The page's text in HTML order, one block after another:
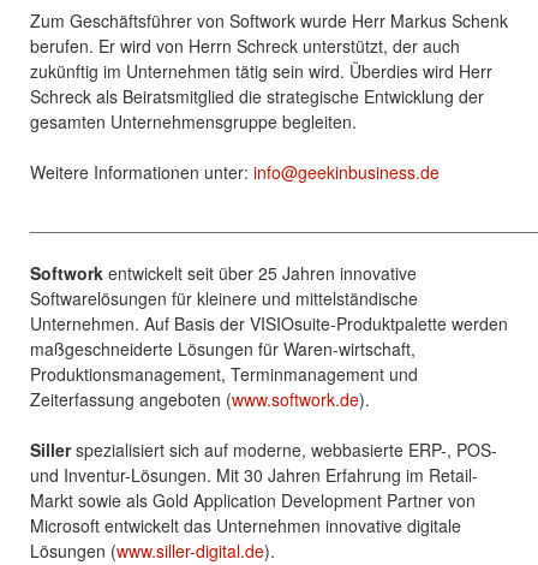
Zum Geschäftsführer von Softwork wurde Herr Markus Schenk
berufen. Er wird von Herrn Schreck unterstützt, der auch
zukünftig im Unternehmen tätig sein wird. Überdies wird Herr
Schreck als Beiratsmitglied die strategische Entwicklung der
gesamten Unternehmensgruppe begleiten.
Weitere Informationen unter: info@geekinbusiness.de
Softworkentwickelt seit über 25 Jahren innovative
Softwarelösungen für kleinere und mittelständische
Unternehmen. Auf Basis der VISIOsuite-Produktpalette werden
maßgeschneiderte Lösungen für Waren-wirtschaft,
Produktionsmanagement, Terminmanagement und
Zeiterfassung angeboten (www.softwork.de).
Sillerspezialisiert sich auf moderne, webbasierte ERP-, POS-
und Inventur-Lösungen. Mit 30 Jahren Erfahrung im Retail-
Markt sowie als Gold Application Development Partner von
Microsoft entwickelt das Unternehmen innovative digitale
Lösungen (www.siller-digital.de).